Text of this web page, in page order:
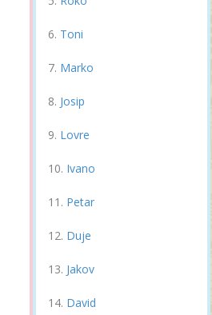
Toni
Marko
Josip
Lovre
Ivano
Petar
Duje
Jakov
David